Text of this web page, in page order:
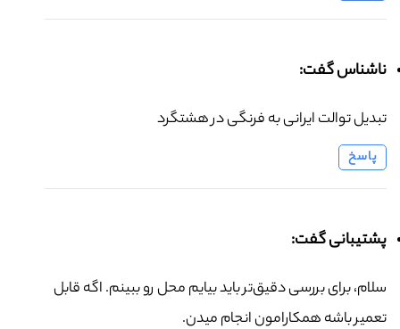
ناشناس گفت:
تبدیل توالت ایرانی به فرنگی در هشتگرد
پاسخ
پشتیبانی گفت:
سلام، برای بررسی دقیق‌تر باید بیایم محل رو ببینم. اگه قابل
تعمیر باشه همکارامون انجام میدن.